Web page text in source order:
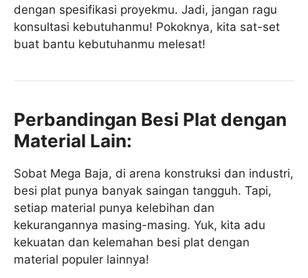
dengan spesifikasi proyekmu. Jadi, jangan ragu
konsultasi kebutuhanmu! Pokoknya, kita sat-set
buat bantu kebutuhanmu melesat!
Perbandingan Besi Plat dengan
Material Lain:
Sobat Mega Baja, di arena konstruksi dan industri,
besi plat punya banyak saingan tangguh. Tapi,
setiap material punya kelebihan dan
kekurangannya masing-masing. Yuk, kita adu
kekuatan dan kelemahan besi plat dengan
material populer lainnya!